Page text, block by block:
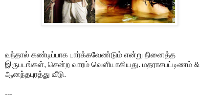
வந்தால் கண்டிப்பாக பார்க்கவேண்டும் என்று நினைத்த
இருபடங்கள், சென்ற வாரம் வெளியாகியது. மதராசபட்டிணம் &
ஆனந்தபுரத்து வீடு.
---